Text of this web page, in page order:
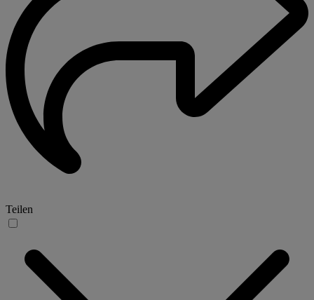
Teilen